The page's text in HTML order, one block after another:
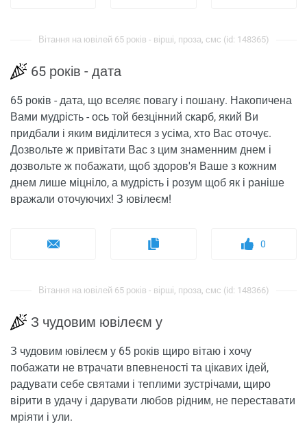
Вітання на ювілей 65 років - вірші, проза, смс (id: 148365)
65 років - дата
65 років - дата, що вселяє повагу і пошану. Накопичена
Вами мудрість - ось той безцінний скарб, який Ви
придбали і яким виділитеся з усіма, хто Вас оточує.
Дозвольте ж привітати Вас з цим знаменним днем ​​і
дозвольте ж побажати, щоб здоров'я Ваше з кожним
днем ​​лише міцніло, а мудрість і розум щоб як і раніше
вражали оточуючих! З ювілеєм!
0
Вітання на ювілей 65 років - вірші, проза, смс (id: 148366)
З чудовим ювілеєм у
З чудовим ювілеєм у 65 років щиро вітаю і хочу
побажати не втрачати впевненості та цікавих ідей,
радувати себе святами і теплими зустрічами, щиро
вірити в удачу і дарувати любов рідним, не переставати
мріяти і ули.